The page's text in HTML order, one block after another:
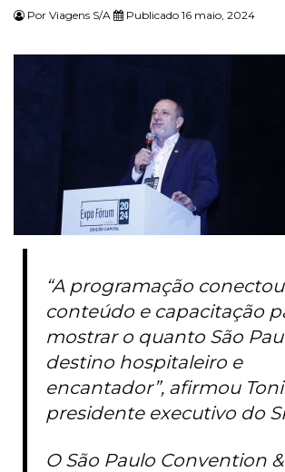
Por Viagens S/A Publicado 16 maio, 2024
“A programação conectou
conteúdo e capacitação
mostrar o quanto São
destino hospitaleiro e
encantador”, afirmou
presidente executivo do
O São Paulo Convention